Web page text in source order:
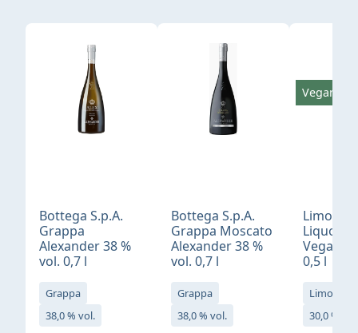
Produktgalerie überspringen
Bottega S.p.A.
Grappa
Alexander 38 %
vol. 0,7 l
Grappa
38,0 % vol.
Bottega S.p.A.
Grappa Moscato
Alexander 38 %
vol. 0,7 l
Grappa
38,0 % vol.
Liquore
Vegan
0,5 l
30,0 % vol.
Vegan